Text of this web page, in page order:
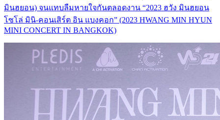
มินฮยอน) จนแทบลืมหายใจกันตลอดงาน “2023 ฮวัง มินฮยอน
โซโล่ มินิ-คอนเสิร์ต อิน แบงคอก” (2023 HWANG MIN HYUN
MINI CONCERT IN BANGKOK)